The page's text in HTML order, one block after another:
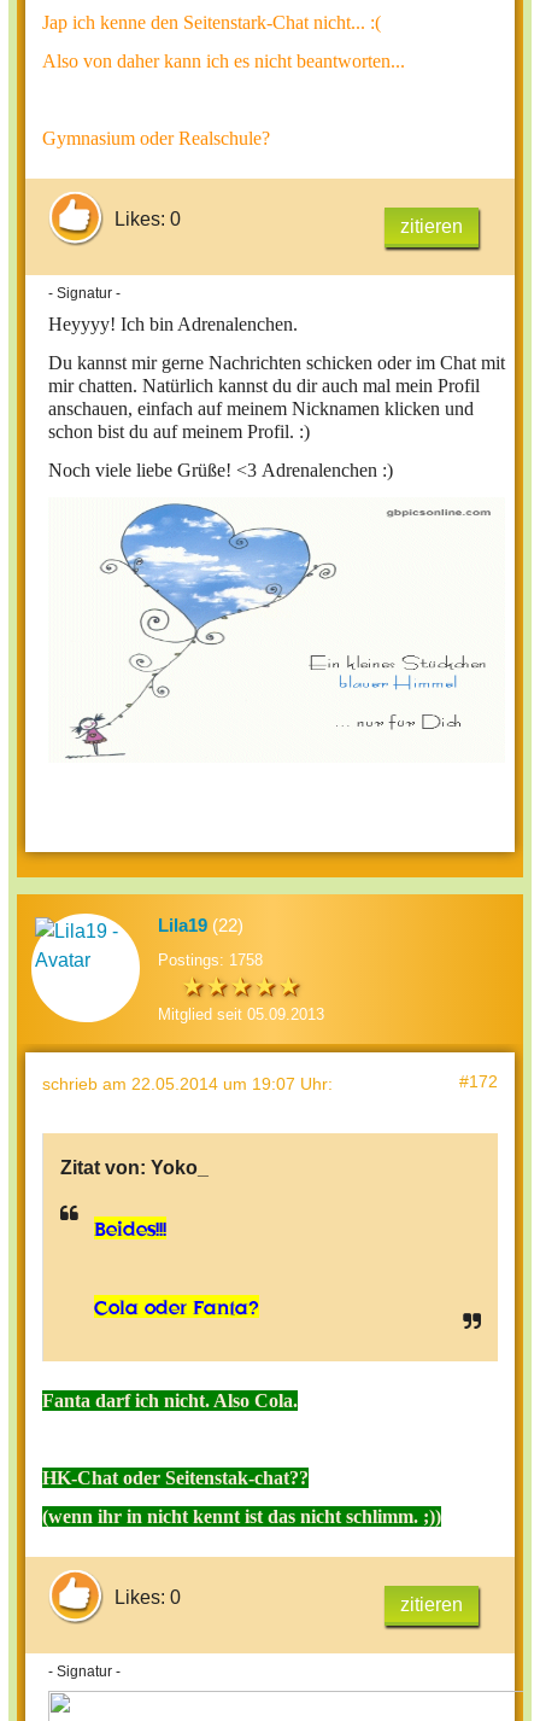
Jap ich kenne den Seitenstark-Chat nicht... :(
Also von daher kann ich es nicht beantworten...
Gymnasium oder Realschule?
Likes: 0 zitieren
- Signatur -
Heyyyy! Ich bin Adrenalenchen.
Du kannst mir gerne Nachrichten schicken oder im Chat mit
mir chatten. Natürlich kannst du dir auch mal mein Profil
anschauen, einfach auf meinem Nicknamen klicken und
schon bist du auf meinem Profil. :)
Noch viele liebe Grüße! <3 Adrenalenchen :)
Lila19 (22)
Postings: 1758
Mitglied seit 05.09.2013
schrieb am 22.05.2014 um 19:07 Uhr: #172
Zitat von: Yoko_
Beides!!!
Cola oder Fanta?
Fanta darf ich nicht. Also Cola.
HK-Chat oder Seitenstak-chat??
(wenn ihr in nicht kennt ist das nicht schlimm. ;))
Likes: 0 zitieren
- Signatur -